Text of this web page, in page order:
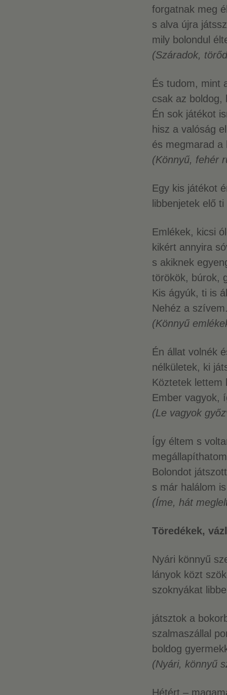
forgatnak meg
s alva újra
mily bolondul
(Száradok,
És tudom, mint
csak az boldog,
Én sok játékot
hisz a valóság
és megmarad a
(Könnyű, fehér
Egy kis játékot
libbenjetek elő
Emlékek, kicsi
kikért annyira
s akiknek
törökök, búrok,
Kis ágyúk, ti is
Nehéz a
(Könnyű
Én állat volnék
nélkületek, ki
Köztetek lettem
Ember vagyok,
(Le vagyok
Így éltem s
Bolondot
s már halálom
(Íme, hát
Töredékek,
Nyári könnyű
lányok közt
szoknyákat
játsztok a
szalmaszállal
boldog
(Nyári, könnyű
Hétért –